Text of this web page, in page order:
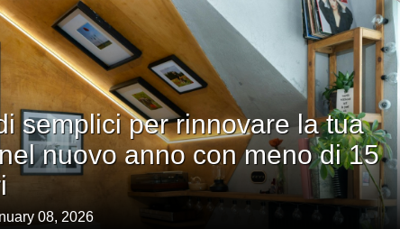
semplici per rinnovare la tua
nuovo anno con meno di 15
08, 2026